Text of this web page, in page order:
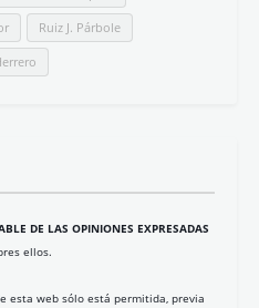
Ruiz J. Párbole
DE LAS OPINIONES EXPRESADAS
ellos.
esta web sólo está permitida, previa